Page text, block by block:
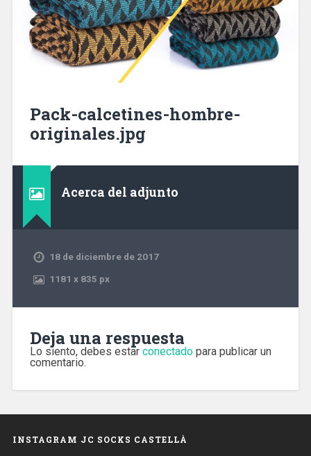
Pack-calcetines-hombre-
originales.jpg
Acerca del adjunto
18 de diciembre de 2017
1181 x835 px
Deja una respuesta
Lo siento, debes estar conectadopara publicar un
comentario.
INSTAGRAM JC SOCKS CASTELLÀ